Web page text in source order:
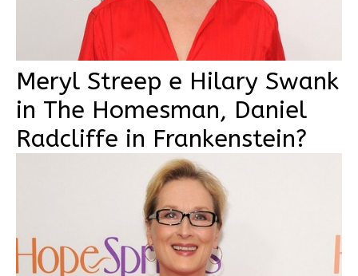
Meryl Streep e Hilary Swank
in The Homesman, Daniel
Radcliffe in Frankenstein?